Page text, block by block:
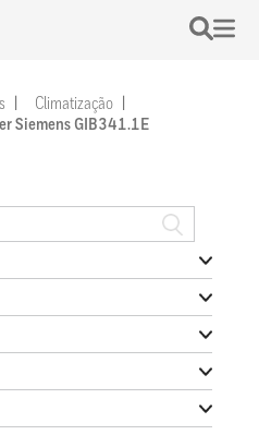
Climatização
Siemens GIB341.1E